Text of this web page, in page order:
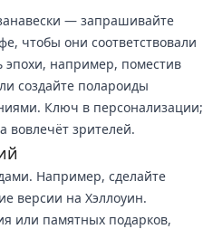
— запрашивайте
чтобы они соответствовали
например, поместив
создайте полароиды
Ключ в персонализации;
вовлечёт зрителей.
Например, сделайте
версии на Хэллоуин.
или памятных подарков,